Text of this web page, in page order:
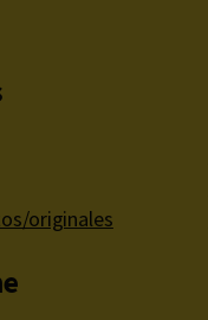
originales